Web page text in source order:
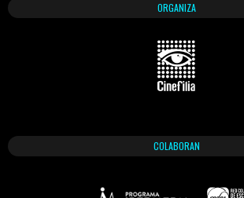
ORGANIZA
COLABORAN